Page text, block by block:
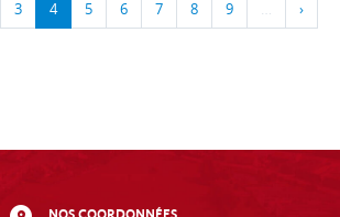
3 4 5 6 7 8 9 … ›